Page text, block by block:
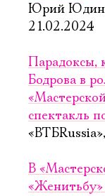
Юрий Юдин,
21.02.2024
Парадоксы,
Бодрова в
спектакль
В
«Женитьбу»